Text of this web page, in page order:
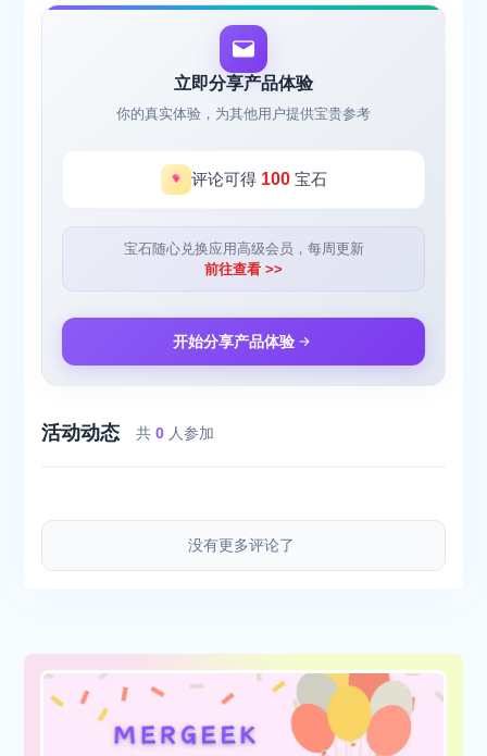
立即分享产品体验
你的真实体验，为其他用户提供宝贵参考
评论可得 100宝石
宝石随心兑换应用高级会员，每周更新
前往查看 >>
开始分享产品体验
活动动态 共0 人参加
没有更多评论了